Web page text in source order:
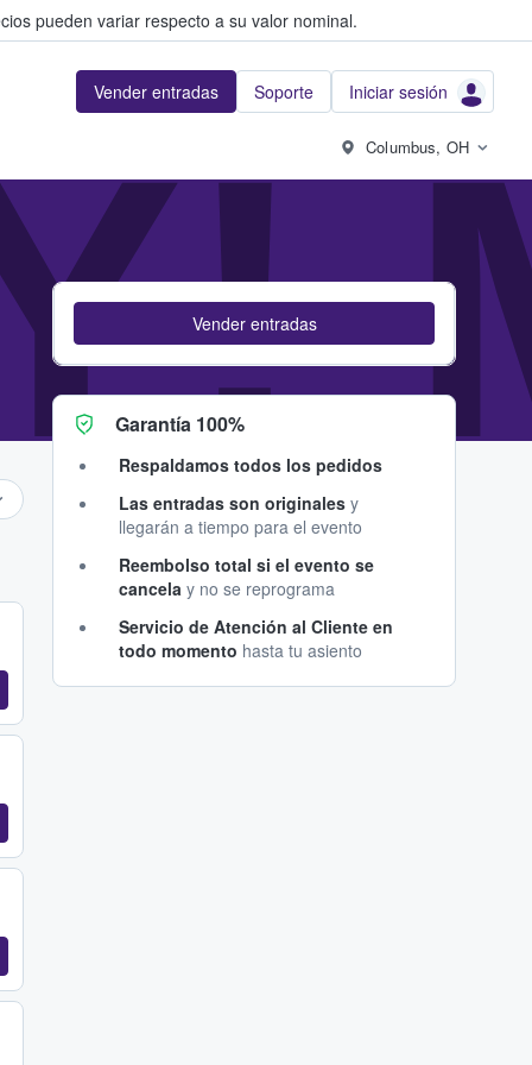
pueden variar respecto a su valor nominal.
Vender entradas Soporte Iniciar sesión
Columbus, OH
Vender entradas
Garantía 100%
Respaldamos todos los pedidos
Las entradas son originales y
llegarán a tiempo para el evento
Reembolso total si el evento se
cancela y no se reprograma
Servicio de Atención al Cliente en
todo momento hasta tu asiento